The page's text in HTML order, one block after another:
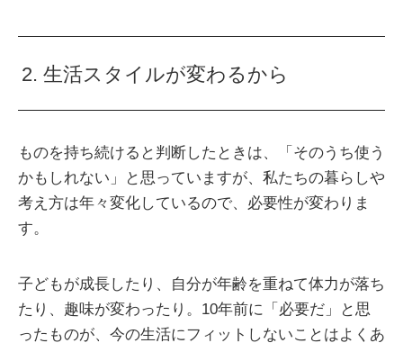
2. 生活スタイルが変わるから
ものを持ち続けると判断したときは、「そのうち使う
かもしれない」と思っていますが、私たちの暮らしや
考え方は年々変化しているので、必要性が変わりま
す。
子どもが成長したり、自分が年齢を重ねて体力が落ち
たり、趣味が変わったり。10年前に「必要だ」と思
ったものが、今の生活にフィットしないことはよくあ